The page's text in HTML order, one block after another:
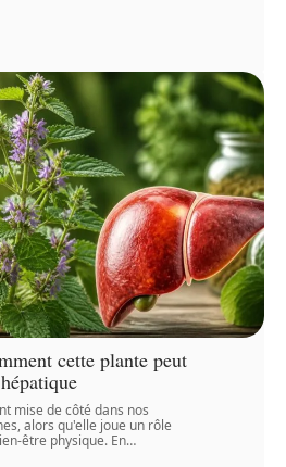
cette plante peut
mise de côté dans nos
alors qu'elle joue un rôle
être physique. En…